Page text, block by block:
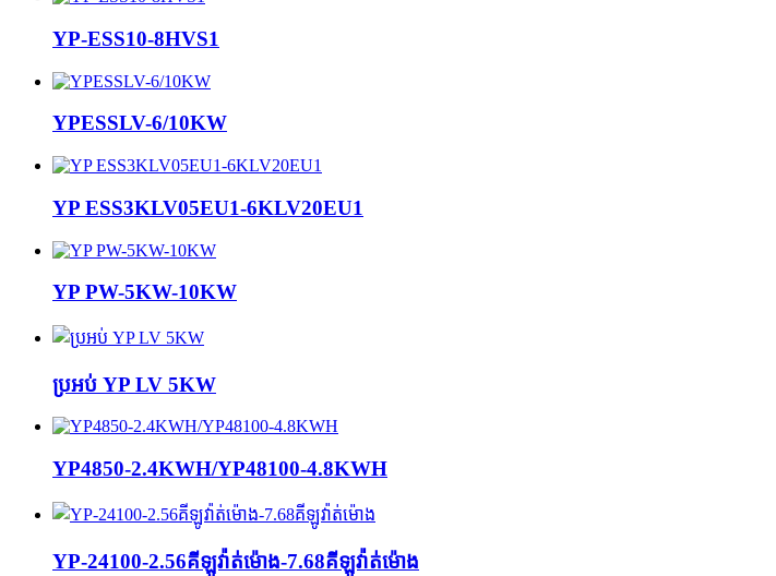
YP-ESS10-8HVS1
YPESSLV-6/10KW
YP ESS3KLV05EU1-6KLV20EU1
YP PW-5KW-10KW
ប្រអប់ YP LV 5KW
YP4850-2.4KWH/YP48100-4.8KWH
YP-24100-2.56គីឡូវ៉ាត់ម៉ោង-7.68គីឡូវ៉ាត់ម៉ោង